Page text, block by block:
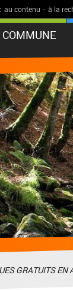
au contenu - à la
COMMUNE
GRATUITS EN